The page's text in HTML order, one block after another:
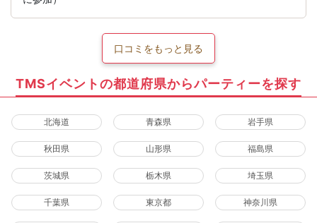
口コミをもっと見る
TMSイベントの都道府県からパーティーを探す
北海道 青森県 岩手県
秋田県 山形県 福島県
茨城県 栃木県 埼玉県
千葉県 東京都 神奈川県